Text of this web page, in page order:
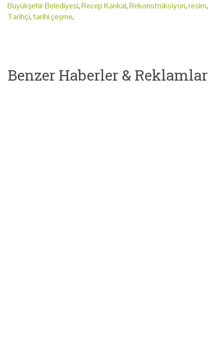
Büyükşehir Belediyesi,Recep Kankal,Rekonstrüksiyon,resim,
Tarihçi,tarihi çeşme,
Benzer Haberler & Reklamlar